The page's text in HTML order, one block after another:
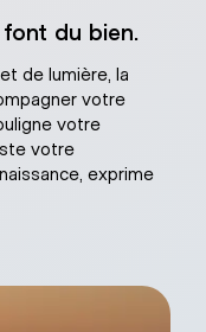
du bien.
de lumière, la
votre
votre
votre
exprime